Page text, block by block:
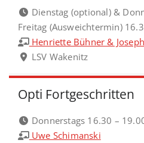
Dienstag (optional) &
Freitag (Ausweichtermin)
Henriette Bühner &
LSV Wakenitz
Opti Fortgeschritten
Donnerstags 16.30 –
Uwe Schimanski